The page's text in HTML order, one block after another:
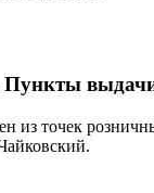
из точек